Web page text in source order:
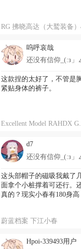
呜呼哀哉
还没有信仰_(:з」
这款捏的太好了，不管是
紧贴身体的裤子。
d7
还没有信仰_(:з」
这头部帽子的磁吸我戴了
面拿个小桩撑着可还行。
真的？现实小春有180身高
蔚蓝档案 下江小春
Hpoi-339493用户